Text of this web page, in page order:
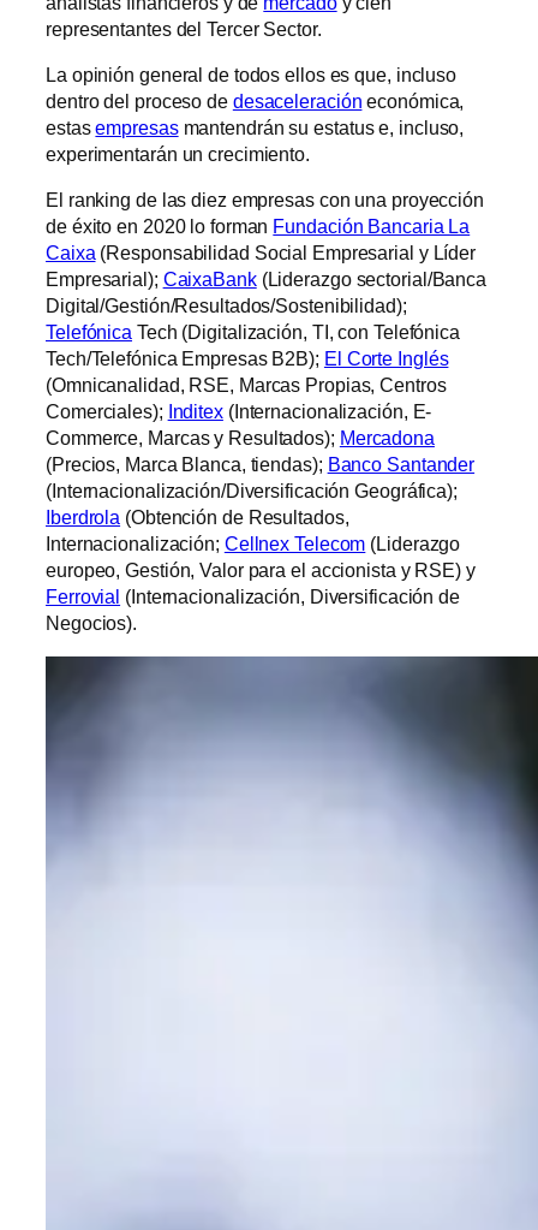
representantes del Tercer Sector.
La opinión general de todos ellos es que, incluso
dentro del proceso de desaceleración económica,
estasempresasmantendrán su estatus e, incluso,
experimentarán un crecimiento.
El ranking de las diez empresas con una proyección
de éxito en 2020 lo forman Fundación Bancaria La
Caixa (Responsabilidad Social Empresarial y Líder
Empresarial); CaixaBank(Liderazgo sectorial/Banca
Digital/Gestión/Resultados/Sostenibilidad);
Telefónica Tech (Digitalización, TI, con Telefónica
Tech/Telefónica Empresas B2B); El Corte Inglés
(Omnicanalidad, RSE, Marcas Propias, Centros
Comerciales); Inditex(Internacionalización, E-
Commerce, Marcas y Resultados); Mercadona
(Precios, Marca Blanca, tiendas); Banco Santander
(Internacionalización/Diversificación Geográfica);
Iberdrola (Obtención de Resultados,
Internacionalización; Cellnex Telecom (Liderazgo
europeo, Gestión, Valor para el accionista y RSE) y
Ferrovial (Internacionalización, Diversificación de
Negocios).